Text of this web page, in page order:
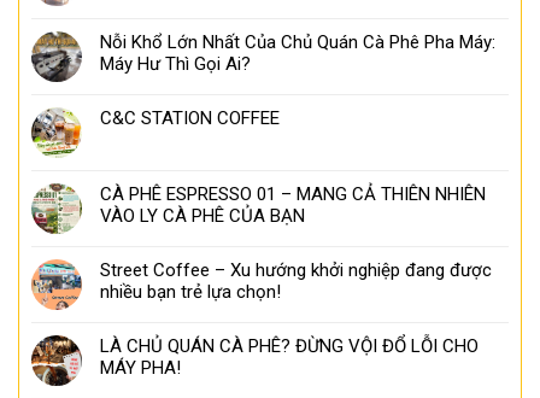
Nỗi Khổ Lớn Nhất Của Chủ Quán Cà Phê Pha Máy:
Máy Hư Thì Gọi Ai?
C&C STATION COFFEE
CÀ PHÊ ESPRESSO 01 – MANG CẢ THIÊN NHIÊN
VÀO LY CÀ PHÊ CỦA BẠN
Street Coffee – Xu hướng khởi nghiệp đang được
nhiều bạn trẻ lựa chọn!
LÀ CHỦ QUÁN CÀ PHÊ? ĐỪNG VỘI ĐỔ LỖI CHO
MÁY PHA!